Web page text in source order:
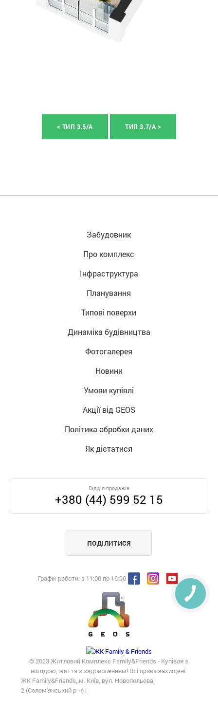
< ТИП 3.5/A ТИП 3.7/A >
Забудовник
Про комплекс
Інфраструктура
Планування
Типові поверхи
Динаміка будівництва
Фотогалерея
Новини
Умови купівлі
Акції від GEOS
Політика обробки даних
Як дістатися
Відділ продажів
+380 (44) 599 52 15
ПОДІЛИТИСЯ
Графік роботи: з 11:00 по 16:00
© 2023 Житловий Комплекс Family&Friends - Купівля з
вигодою, життя з задоволенням! Всі права захищені.
ЖК Family&Friends, м. Київ, вул. Новопольова,
2 (Солом'янський р-н) |